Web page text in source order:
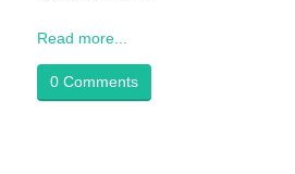
Read more...
0 Comments